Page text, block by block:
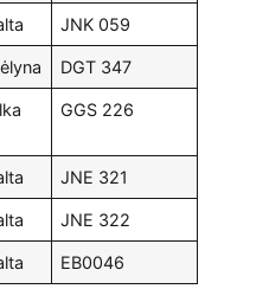
JNK 059
DGT 347
GGS 226
JNE 321
JNE 322
EB0046